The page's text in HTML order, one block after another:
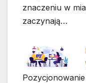
znaczeniu w
zaczynają…